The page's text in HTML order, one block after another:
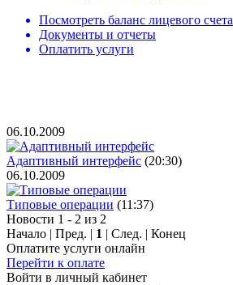
Посмотреть баланс лицевого счета
Документы и отчеты
Оплатить услуги
06.10.2009
Адаптивный интерфейс (20:30)
06.10.2009
Типовые операции (11:37)
Новости 1 - 2 из 2
Начало | Пред. | 1 | След. | Конец
Оплатите услуги онлайн
Перейти к оплате
Войти в личный кабинет